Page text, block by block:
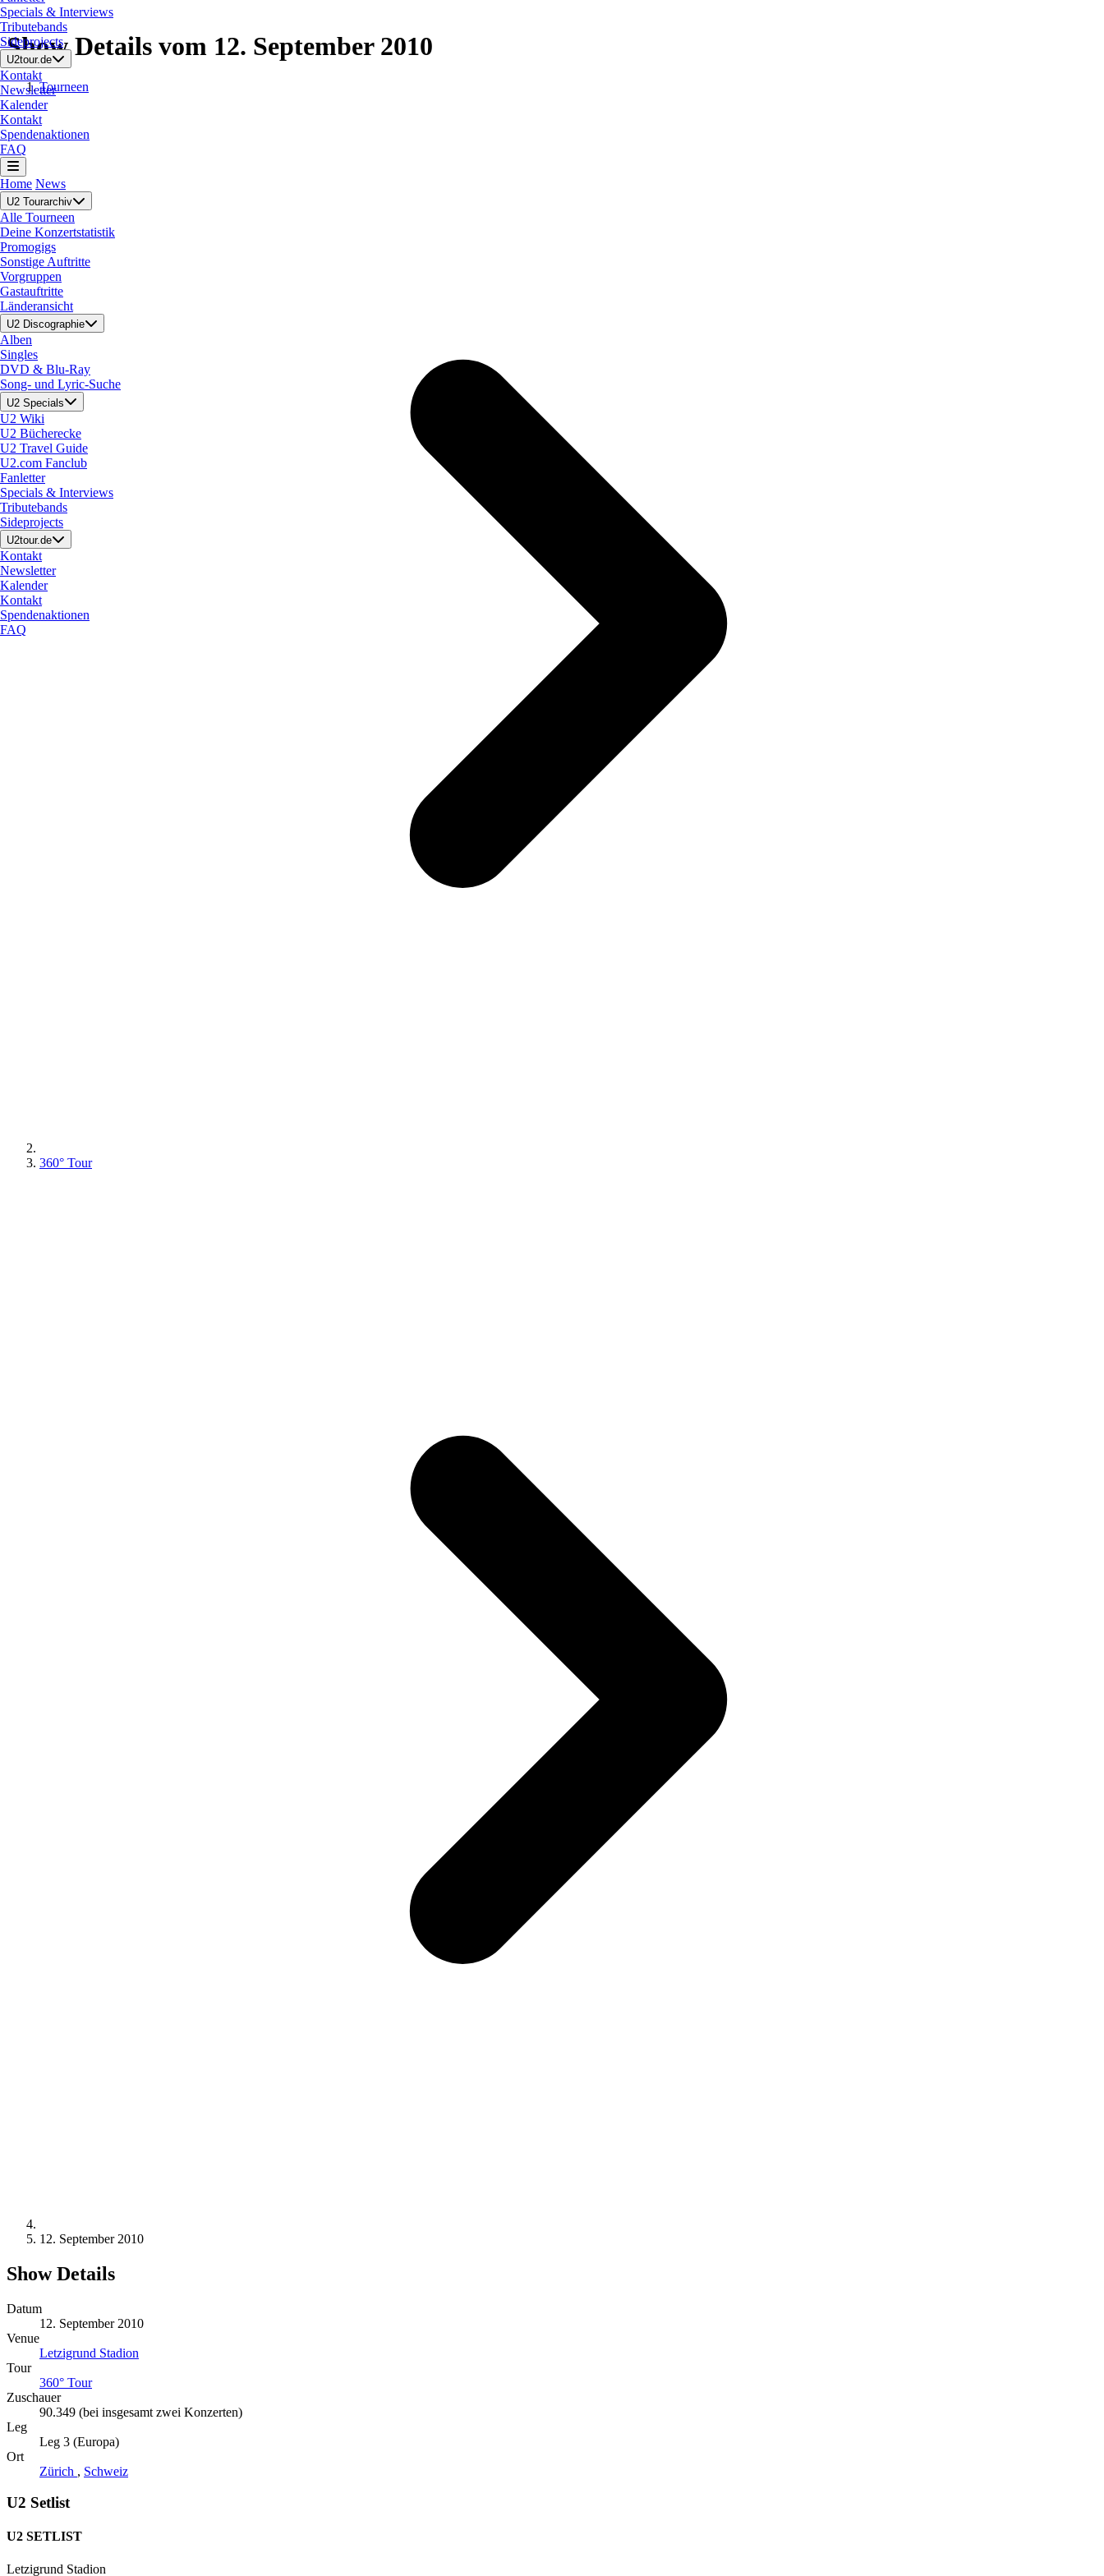
Specials & Interviews
Tributebands
Sideprojects
U2tour.de
Kontakt
Newsletter
Kalender
Kontakt
Spendenaktionen
FAQ
Home News
U2 Tourarchiv
Alle Tourneen
Deine Konzertstatistik
Promogigs
Sonstige Auftritte
Vorgruppen
Gastauftritte
Länderansicht
U2 Discographie
Alben
Singles
DVD & Blu-Ray
Song- und Lyric-Suche
U2 Specials
U2 Wiki
U2 Bücherecke
U2 Travel Guide
U2.com Fanclub
Fanletter
Specials & Interviews
Tributebands
Sideprojects
U2tour.de
Kontakt
Newsletter
Kalender
Kontakt
Spendenaktionen
FAQ
Show Details vom 12. September 2010
Tourneen
360° Tour
12. September 2010
Show Details
Datum
12. September 2010
Venue
Letzigrund Stadion
Tour
360° Tour
Zuschauer
90.349 (bei insgesamt zwei Konzerten)
Leg
Leg 3 (Europa)
Ort
Zürich , Schweiz
U2 Setlist
U2 SETLIST
Letzigrund Stadion